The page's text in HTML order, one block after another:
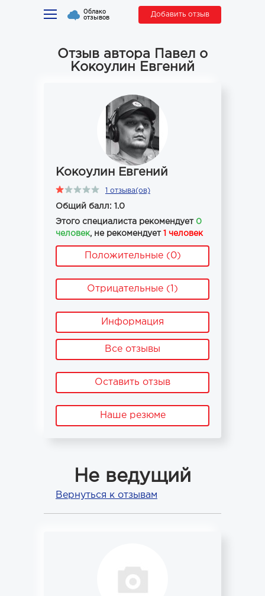
Облако
отзывов Добавить отзыв
Отзыв автора Павел о
Кокоулин Евгений
Кокоулин Евгений
1 отзыва(ов)
Общий балл: 1.0
Этого специалиста рекомендует 0
человек, не рекомендует 1 человек
Положительные (0)
Отрицательные (1)
Информация
Все отзывы
Оставить отзыв
Наше резюме
Не ведущий
Вернуться к отзывам